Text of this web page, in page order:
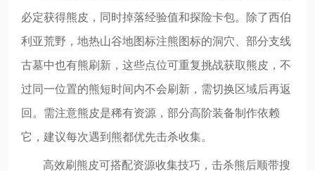
必定获得熊皮，同时掉落经验值和探险卡包。除了西伯
利亚荒野，地热山谷地图标注熊图标的洞穴、部分支线
古墓中也有熊刷新，这些点位可重复挑战获取熊皮，不
过同一位置的熊短时间内不会刷新，需切换区域后再返
回。需注意熊皮是稀有资源，部分高阶装备制作依赖
它，建议每次遇到熊都优先击杀收集。
高效刷熊皮可搭配资源收集技巧，击杀熊后顺带搜